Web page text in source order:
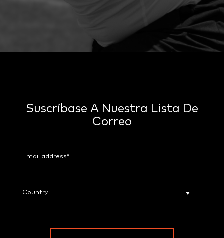
Suscríbase A Nuestra Lista De
Correo